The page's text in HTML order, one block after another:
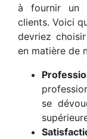
à fournir un
clients. Voici
devriez
en matière de
se